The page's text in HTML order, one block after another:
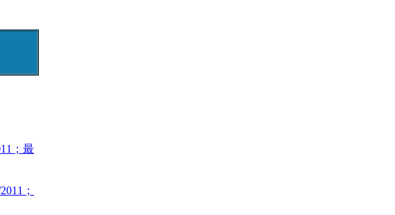
；最
；